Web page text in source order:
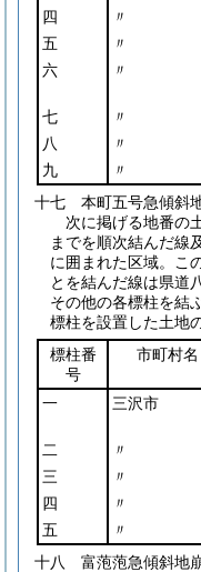
四
〃
五
〃
六
〃
七
〃
八
〃
九
〃
十七 本町五号急傾斜
次に掲げる地番の
までを順次結んだ線
に囲まれた区域。こ
とを結んだ線は県道
その他の各標柱を結
標柱を設置した土地
標柱番
号
市町村名
一 三沢市
二 〃
三
〃
四
〃
五
〃
十八 富萢萢急傾斜地